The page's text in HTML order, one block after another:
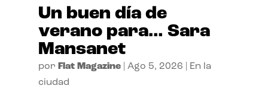
Un buen día de
verano para… Sara
Mansanet
por Flat Magazine| Ago 5, 2026
En la
ciudad